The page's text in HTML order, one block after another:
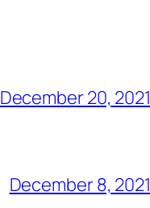
December 20, 2021
December 8, 2021